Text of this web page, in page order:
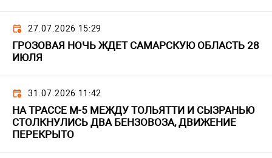
27.07.2026 15:29
ГРОЗОВАЯ НОЧЬ ЖДЕТ САМАРСКУЮ ОБЛАСТЬ 28
ИЮЛЯ
31.07.2026 11:42
НА ТРАССЕ М-5 МЕЖДУ ТОЛЬЯТТИ И СЫЗРАНЬЮ
СТОЛКНУЛИСЬ ДВА БЕНЗОВОЗА, ДВИЖЕНИЕ
ПЕРЕКРЫТО